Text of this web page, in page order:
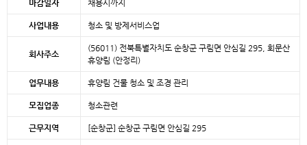
마감일자 채용시까지
사업내용 청소 및 방제서비스업
회사주소
(56011) 전북특별자치도 순창군 구림면 안심길 295, 회문산
휴양림 (안정리)
업무내용 휴양림 건물 청소 및 조경 관리
모집업종 청소관련
근무지역 [순창군] 순창군 구림면 안심길 295